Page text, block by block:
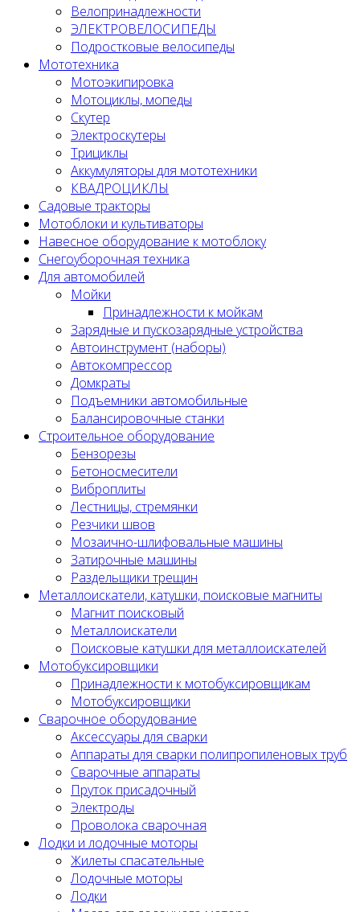
Велопринадлежности
ЭЛЕКТРОВЕЛОСИПЕДЫ
Подростковые велосипеды
Мототехника
Мотоэкипировка
Мотоциклы, мопеды
Скутер
Электроскутеры
Трициклы
Аккумуляторы для мототехники
КВАДРОЦИКЛЫ
Садовые тракторы
Мотоблоки и культиваторы
Навесное оборудование к мотоблоку
Снегоуборочная техника
Для автомобилей
Мойки
Принадлежности к мойкам
Зарядные и пускозарядные устройства
Автоинструмент (наборы)
Автокомпрессор
Домкраты
Подъемники автомобильные
Балансировочные станки
Строительное оборудование
Бензорезы
Бетоносмесители
Виброплиты
Лестницы, стремянки
Резчики швов
Мозаично-шлифовальные машины
Затирочные машины
Раздельщики трещин
Металлоискатели, катушки, поисковые магниты
Магнит поисковый
Металлоискатели
Поисковые катушки для металлоискателей
Мотобуксировщики
Принадлежности к мотобуксировщикам
Мотобуксировщики
Сварочное оборудование
Аксессуары для сварки
Аппараты для сварки полипропиленовых труб
Сварочные аппараты
Пруток присадочный
Электроды
Проволока сварочная
Лодки и лодочные моторы
Жилеты спасательные
Лодочные моторы
Лодки